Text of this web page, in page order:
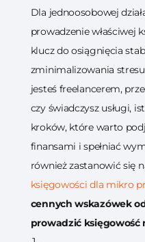
Dla jednoosobowej
prowadzenie właściwej
klucz do osiągnięcia
zminimalizowania
jesteś freelancerem,
czy świadczysz usługi,
kroków, które warto
finansami i spełniać
również zastanowić się
księgowości dla mikro
cennych wskazówek
prowadzić księgowość